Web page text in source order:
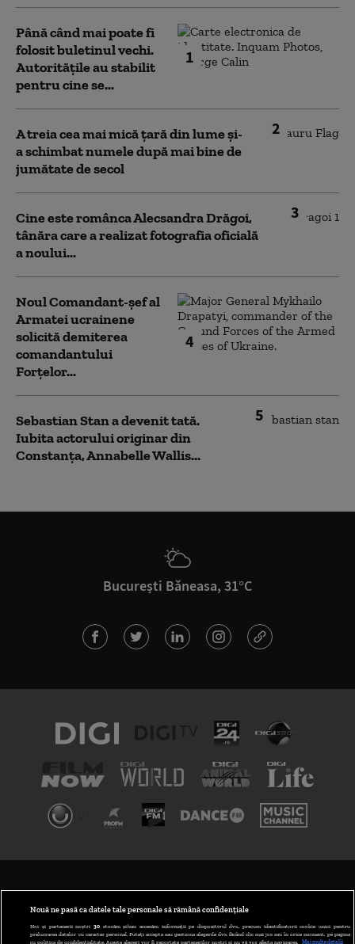
1
Până când mai poate fi
folosit buletinul vechi.
Autoritățile au stabilit
pentru cine se...
2
A treia cea mai mică țară din lume și-
a schimbat numele după mai bine de
jumătate de secol
3
Cine este românca Alecsandra Drăgoi,
tânăra care a realizat fotografia oficială
a noului...
4
Noul Comandant-șef al
Armatei ucrainene
solicită demiterea
comandantului
Forțelor...
5
Sebastian Stan a devenit tată.
Iubita actorului originar din
Constanța, Annabelle Wallis...
București Băneasa, 31°C
ABONARE DIGI TV
Nouă ne pasă ca datele tale personale să rămână confidențiale
Noi și partenerii noștri 30stocăm și/sau accesăm informații pe dispozitivul dvs., precum identificatorii cookie unici pentru
prelucrarea datelor cu caracter personal. Puteți accepta sau gestiona alegerile dvs. făcând clic mai jos sau în orice moment, pe pagina
cu politica de confidențialitate. Aceste alegeri vor fi raportate partenerilor noștri și nu vă vor afecta navigarea.
Mai multe detalii